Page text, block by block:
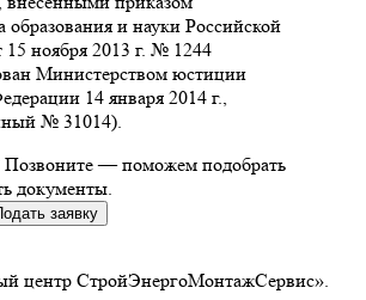
образования и науки Российской
ноября 2013 г. № 1244
Министерством юстиции
14 января 2014 г.,
№ 31014).
Позвоните — поможем подобрать
документы.
заявку
СтройЭнергоМонтажСервис».